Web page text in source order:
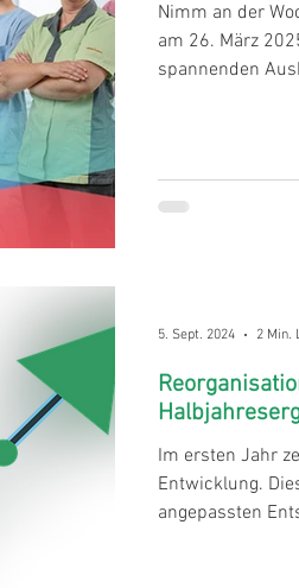
Nimm an der
am 26. März
spannenden
Im ersten Jahr
Entwicklung.
angepassten
5. Sept. 2024 2 Min.